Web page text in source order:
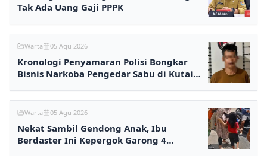
Tak Ada Uang Gaji PPPK
Warta 05 Agu 2026
Kronologi Penyamaran Polisi Bongkar
Bisnis Narkoba Pengedar Sabu di Kutai
Warta 05 Agu 2026
Nekat Sambil Gendong Anak, Ibu
Berdaster Ini Kepergok Garong 4